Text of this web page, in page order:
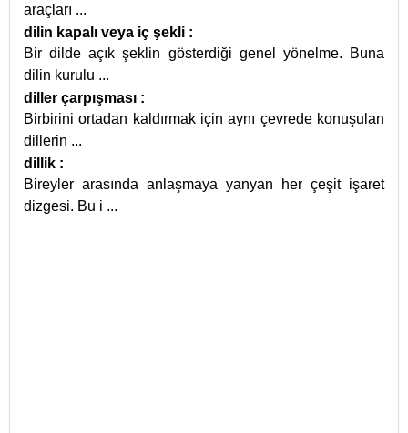
araçları ...
dilin kapalı veya iç şekli :
Bir dilde açık şeklin gösterdiği genel yönelme. Buna
dilin kurulu ...
diller çarpışması :
Birbirini ortadan kaldırmak için aynı çevrede konuşulan
dillerin ...
dillik :
Bireyler arasında anlaşmaya yanyan her çeşit işaret
dizgesi. Bu i ...